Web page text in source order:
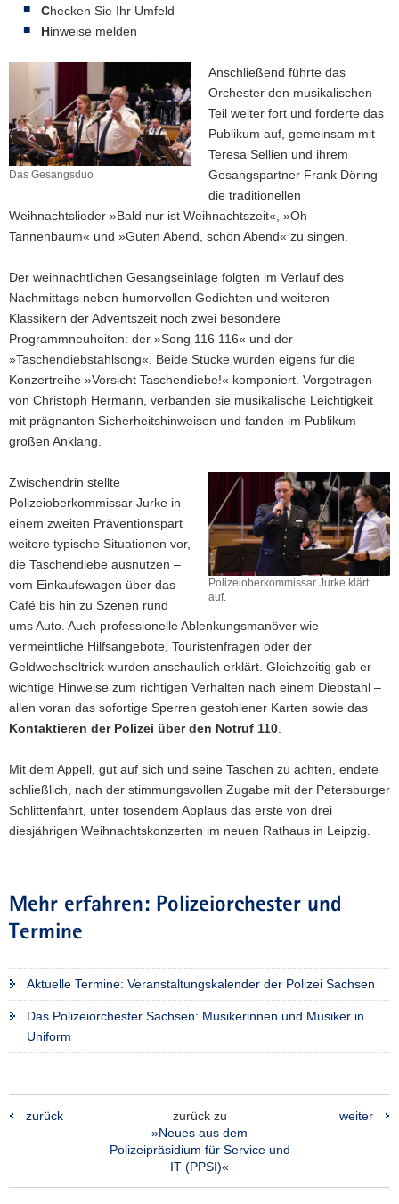
Checken Sie Ihr Umfeld
Hinweise melden
Das Gesangsduo
Anschließend führte das
Orchester den musikalischen
Teil weiter fort und forderte das
Publikum auf, gemeinsam mit
Teresa Sellien und ihrem
Gesangspartner Frank Döring
die traditionellen
Weihnachtslieder »Bald nur ist Weihnachtszeit«, »Oh
Tannenbaum« und »Guten Abend, schön Abend« zu singen.
Der weihnachtlichen Gesangseinlage folgten im Verlauf des
Nachmittags neben humorvollen Gedichten und weiteren
Klassikern der Adventszeit noch zwei besondere
Programmneuheiten: der »Song 116 116« und der
»Taschendiebstahlsong«. Beide Stücke wurden eigens für die
Konzertreihe »Vorsicht Taschendiebe!« komponiert. Vorgetragen
von Christoph Hermann, verbanden sie musikalische Leichtigkeit
mit prägnanten Sicherheitshinweisen und fanden im Publikum
großen Anklang.
Polizeioberkommissar Jurke klärt
auf.
Jurke
klärt
auf.
Zwischendrin stellte
Polizeioberkommissar Jurke in
einem zweiten Präventionspart
weitere typische Situationen vor,
die Taschendiebe ausnutzen –
vom Einkaufswagen über das
Café bis hin zu Szenen rund
ums Auto. Auch professionelle Ablenkungsmanöver wie
vermeintliche Hilfsangebote, Touristenfragen oder der
Geldwechseltrick wurden anschaulich erklärt. Gleichzeitig gab er
wichtige Hinweise zum richtigen Verhalten nach einem Diebstahl –
allen voran das sofortige Sperren gestohlener Karten sowie das
Kontaktieren der Polizei über den Notruf 110
Mit dem Appell, gut auf sich und seine Taschen zu achten, endete
schließlich, nach der stimmungsvollen Zugabe mit der Petersburger
Schlittenfahrt, unter tosendem Applaus das erste von drei
diesjährigen Weihnachtskonzerten im neuen Rathaus in Leipzig.
Mehr erfahren: Polizeiorchester und
Termine
Aktuelle Termine: Veranstaltungskalender der Polizei Sachsen
Das Polizeiorchester Sachsen: Musikerinnen und Musiker in
Uniform
zurück
zurück zu
»Neues aus dem
Polizeipräsidium für Service und
IT (PPSI)«
weiter